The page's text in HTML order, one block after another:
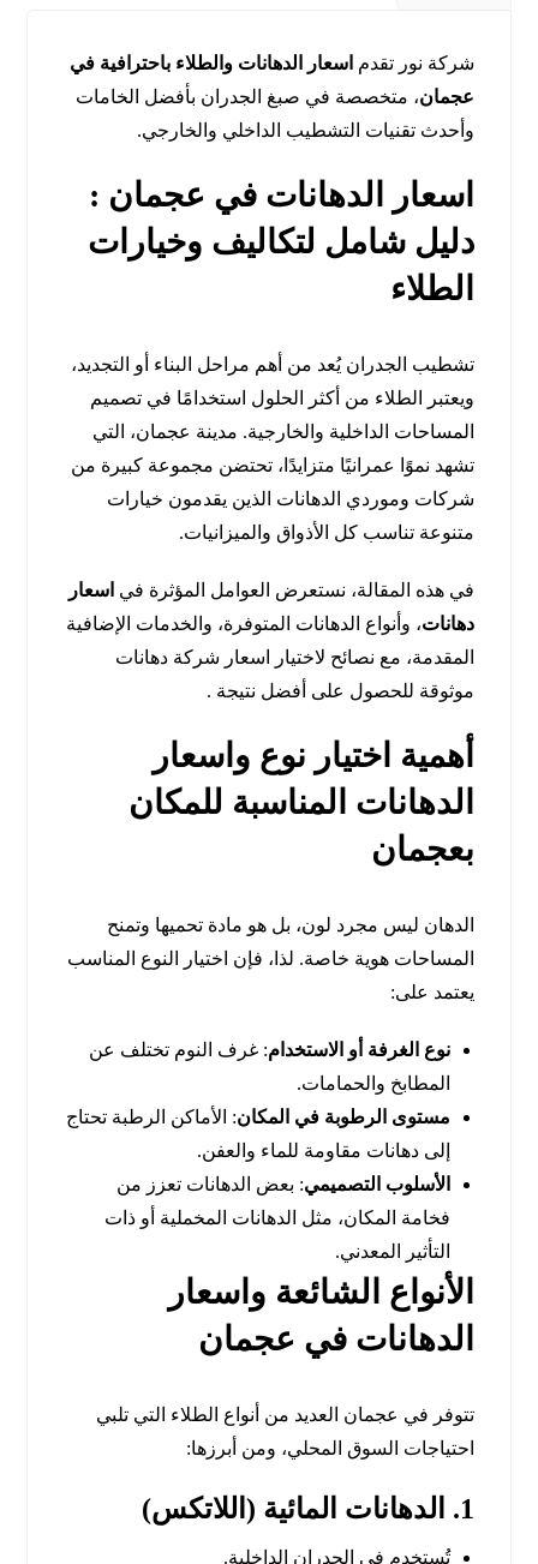
شركة نور تقدم اسعار الدهانات والطلاء باحترافية في
عجمان، متخصصة في صبغ الجدران بأفضل الخامات
وأحدث تقنيات التشطيب الداخلي والخارجي.
اسعار الدهانات في عجمان :
دليل شامل لتكاليف وخيارات
الطلاء
تشطيب الجدران يُعد من أهم مراحل البناء أو التجديد،
ويعتبر الطلاء من أكثر الحلول استخدامًا في تصميم
المساحات الداخلية والخارجية. مدينة عجمان، التي
تشهد نموًا عمرانيًا متزايدًا، تحتضن مجموعة كبيرة من
شركات وموردي الدهانات الذين يقدمون خيارات
متنوعة تناسب كل الأذواق والميزانيات.
في هذه المقالة، نستعرض العوامل المؤثرة في اسعار
دهانات، وأنواع الدهانات المتوفرة، والخدمات الإضافية
المقدمة، مع نصائح لاختيار اسعار شركة دهانات
موثوقة للحصول على أفضل نتيجة .
أهمية اختيار نوع واسعار
الدهانات المناسبة للمكان
بعجمان
الدهان ليس مجرد لون، بل هو مادة تحميها وتمنح
المساحات هوية خاصة. لذا، فإن اختيار النوع المناسب
يعتمد على:
نوع الغرفة أو الاستخدام: غرف النوم تختلف عن
المطابخ والحمامات.
مستوى الرطوبة في المكان: الأماكن الرطبة تحتاج
إلى دهانات مقاومة للماء والعفن.
الأسلوب التصميمي: بعض الدهانات تعزز من
فخامة المكان، مثل الدهانات المخملية أو ذات
التأثير المعدني.
الأنواع الشائعة واسعار
الدهانات في عجمان
تتوفر في عجمان العديد من أنواع الطلاء التي تلبي
احتياجات السوق المحلي، ومن أبرزها:
1. الدهانات المائية (اللاتكس)
تُستخدم في الجدران الداخلية.